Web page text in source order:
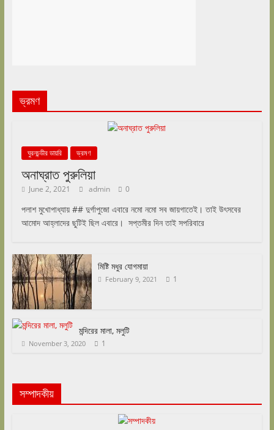
ভ্রমণ
ঘুরনচন্ডীর ডায়রি ভ্রমণ
অনাঘ্রাত পুরুলিয়া
June 2, 2021 admin 0
পলাশ মুখোপাধ্যায় ## দুর্গাপুজো এবারে নমো নমো সব জায়গাতেই। তাই উৎসবের
আমোদ আহ্লাদের ছুটিই ছিল এবারে। সপ্তমীর দিন তাই সপরিবারে
মিষ্টি মধুর যোগমায়া
February 9, 2021 1
মন্দিরের মালা, মলুটি
November 3, 2020 1
সম্পাদকীয়